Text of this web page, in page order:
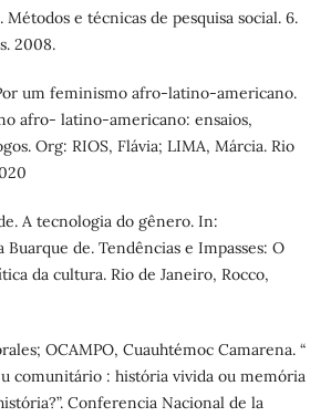
e técnicas de pesquisa social. 6.
2008.
um feminismo afro-latino-americano.
afro- latino-americano: ensaios,
Org: RIOS, Flávia; LIMA, Márcia. Rio
A tecnologia do gênero. In:
Buarque de. Tendências e Impasses: O
da cultura. Rio de Janeiro, Rocco,
OCAMPO, Cuauhtémoc Camarena. “
comunitário : história vivida ou memória
Conferencia Nacional de la